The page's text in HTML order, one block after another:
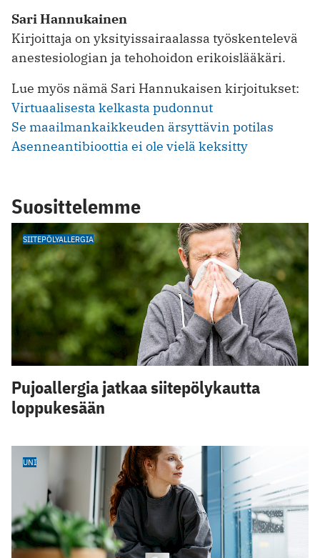
Sari Hannukainen
Kirjoittaja on yksityissairaalassa työskentelevä
anestesiologian ja tehohoidon erikoislääkäri.
Lue myös nämä Sari Hannukaisen kirjoitukset:
Virtuaalisesta kelkasta pudonnut
Se maailmankaikkeuden ärsyttävin potilas
Asenneantibioottia ei ole vielä keksitty
Suosittelemme
SIITEPÖLYALLERGIA
Pujoallergia jatkaa siitepölykautta
loppukesään
UNI